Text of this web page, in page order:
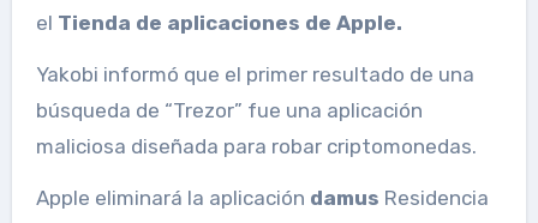
el Tienda de aplicaciones de Apple.
Yakobi informó que el primer resultado de una
búsqueda de “Trezor” fue una aplicación
maliciosa diseñada para robar criptomonedas.
Apple eliminará la aplicación damus Residencia